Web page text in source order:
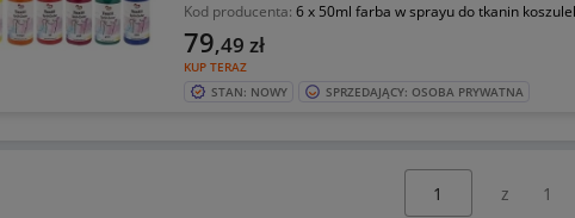
Kod producenta: 6 x 50ml farba w sprayu do tkanin
KUP TERAZ
79,49 zł
STAN: NOWY SPRZEDAJĄCY: OSOBA PRYWATNA
z 1